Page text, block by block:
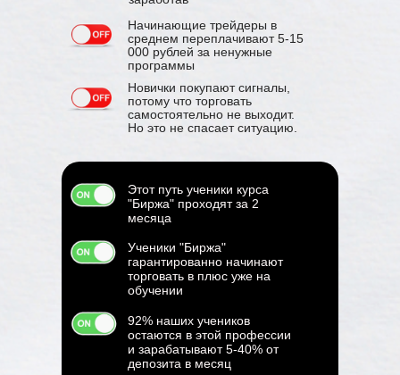
Начинающие трейдеры в
среднем переплачивают 5-15
000 рублей за ненужные
программы
Новички покупают сигналы,
потому что торговать
самостоятельно не выходит.
Но это не спасает ситуацию.
Этот путь ученики курса
"Биржа" проходят за 2
месяца
Ученики "Биржа"
гарантированно начинают
торговать в плюс уже на
обучении
92% наших учеников
остаются в этой профессии
и зарабатывают 5-40% от
депозита в месяц